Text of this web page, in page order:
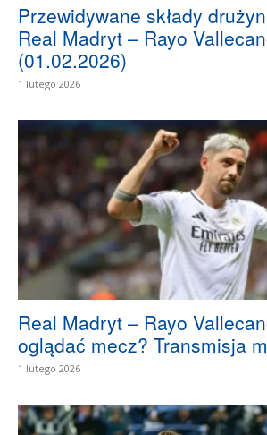
Przewidywane składy
Real Madryt – Rayo
(01.02.2026)
1 lutego 2026
Real Madryt – Rayo
oglądać mecz? Transmisja
1 lutego 2026